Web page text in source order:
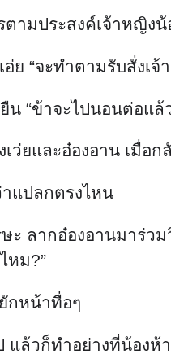
ตามประสงค์เจ้าหญิง
ย “จะทำตามรับสั่งเ
น “ข้าจะไปนอนต่อแล้
เว่ยและอ๋องอาน เมื่อ
แปลกตรงไหน
ะ ลากอ๋องอานมาร่ว
หม?”
กหน้าทื่อๆ
แล้วก็ทำอย่างที่น้องห้